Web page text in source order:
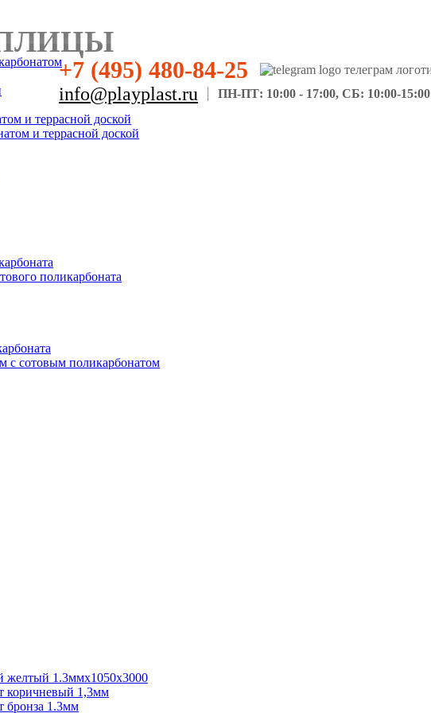
+7 (495) 480-84-25
info@playplast.ru ПН-ПТ: 10:00 - 17:00, СБ: 10:00-15:00
и террасной доской
и террасной доской
поликарбоната
с сотовым поликарбонатом
желтый 1.3ммх1050х3000
коричневый 1,3мм
бронза 1.3мм